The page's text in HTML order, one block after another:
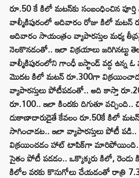
రూ.50 కే కిలో మటన్‌కు సంబంధించిన పూర్తి
వాల్మీకిపురంలో ఆదివారం రోజు కిలో మటన్
ఆదివారం సాయంత్రం వ్యాపారస్తుల మధ్య
నెలకొనడంతో.. ఇలా విక్రయాలు జరిగినట్టు
వాల్మీకిపురంలోని గాంధీ బస్టాండ్‌ వద్ద ఉన్న
మొదట కిలో మటన్‌ రూ.300గా
వ్యాపారస్తులు పోటీపడంతో.. అది కాస్తా
రూ.100.. ఇలా కిందకు దిగుతూ వచ్చింది..
దుకాణాదారుడైతే కేవలం రూ.50కే కిలో
సాగించాడట.. ఇలా వ్యాపారస్తులు పోటీ పడి..
విక్రయించడం హాట్ టాపిక్‌గా మారిపోయింది..
సైతం పోటీ పడడం.. ఒక్కొక్కరు కిలో, రెండు
కిలోల వరకు కొనుగోలు చేయడంతో రాత్రి